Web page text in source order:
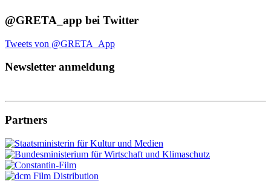
@GRETA_app bei Twitter
Tweets von @GRETA_App
Newsletter anmeldung
Partners